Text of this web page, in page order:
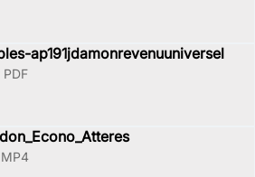
ap191jdamonrevenuuniversel
PDF